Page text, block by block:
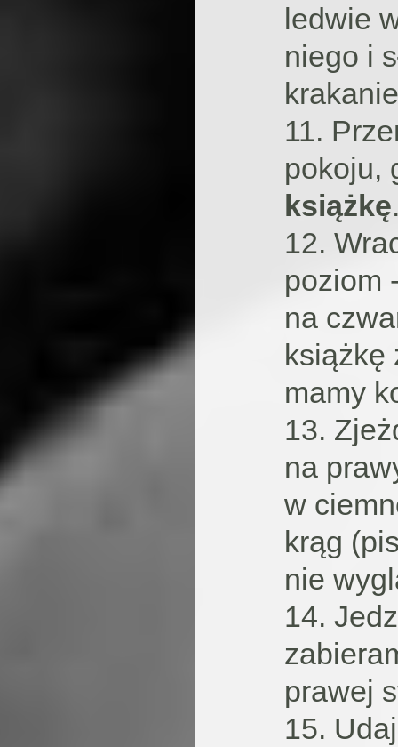
ledwie
niego i
11.
pokoju,
książkę
12.
poziom
na
książkę
mamy
13.
na
w
krąg
nie
14.
prawej
15.